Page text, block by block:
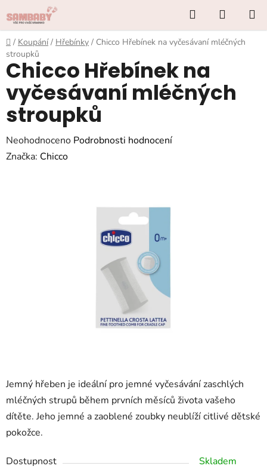
na
obsah
Hledat
KOŠÍK
Domů
/ Koupání / Hřebínky / Chicco Hřebínek na vyčesávaní mléčných
stroupků
Jemný hřeben je ideální pro jemné vyčesávání zaschlých
mléčných strupů během prvních měsíců života vašeho
dítěte. Jeho jemné a zaoblené zoubky neublíží citlivé dětské
pokožce.
Dostupnost
Skladem
Chicco Hřebínek na
vyčesávaní mléčných
stroupků
Průměrné
hodnocení
Neohodnoceno Podrobnosti hodnocení
Značka: Chicco